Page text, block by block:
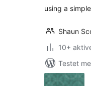
using a
Shaun
10+
Testet